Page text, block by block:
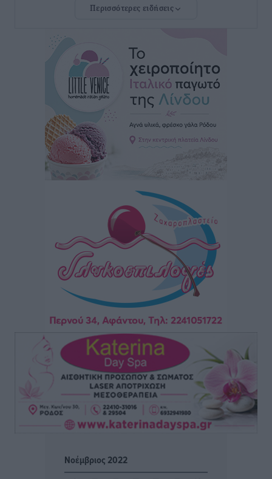
ατομικό για δύο
πριν 49 λεπτά
Φοίβος: Εν αναμονή του Νίκου Λαζίδη
πριν 50 λεπτά
Ιάλυσος Β’: Νωρίς νωρίς μπήκαν στα βάσανα της
προετοιμασίας
Αθλητικά• πριν 52 λεπτά
Εθνικός Αρχίπολης: Μεγάλο βήμα προόδου η ίδρυση
πριν 55 λεπτά
Ιππότες: Με το βλέμμα στραμμένο στο μέλλον
πριν 57 λεπτά
ΠΑΜΕ ΣΤΟΙΧΗΜΑ: Περισσότερα από 95 εκατομμύρια
ευρώ σε κέρδη μοίρασε τον Ιούλιο
Αθλητικά πριν 1 ώρα
Ολοκλήρωση του έργου αναβάθμισης των
υποδομών του Νεστορίδειου Μελάθρου
Τοπικές Ειδήσεις πριν 2 ώρες
Γ.Σ. Διαγόρας: Στα «κυανέρυθρα» ο Janni Pembe
Περισσότερες ειδήσεις
Νοέμβριος 2022